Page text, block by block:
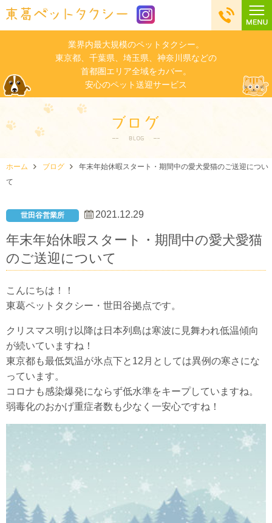
業界内最大規模のペットタクシー。
東京都、千葉県、埼玉県、神奈川県などの
首都圏エリア全域をカバー。
安心のペット送迎サービス
ホーム ブログ
年末年始休暇スタート・期間中の愛犬愛猫のご送迎につい
て
世田谷営業所 2021.12.29
年末年始休暇スタート・期間中の愛犬愛猫
のご送迎について
こんにちは！！
東葛ペットタクシー・世田谷拠点です。
クリスマス明け以降は日本列島は寒波に見舞われ低温傾向
が続いていますね！
東京都も最低気温が氷点下と12月としては異例の寒さにな
っています。
コロナも感染爆発にならず低水準をキープしていますね。
弱毒化のおかげ重症者数も少なく一安心ですね！